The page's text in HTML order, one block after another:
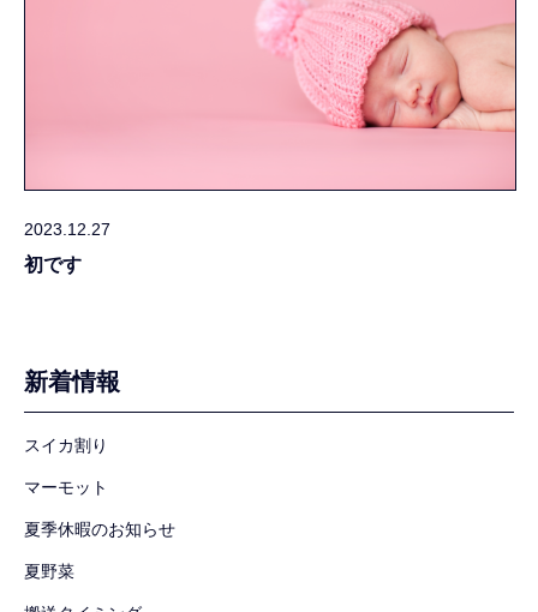
2023.12.27
初です
新着情報
スイカ割り
マーモット
夏季休暇のお知らせ
夏野菜